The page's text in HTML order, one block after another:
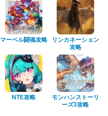
マーベル闘魂攻略
リンカネーション
攻略
NTE攻略
モンハンストーリ
ーズ3攻略